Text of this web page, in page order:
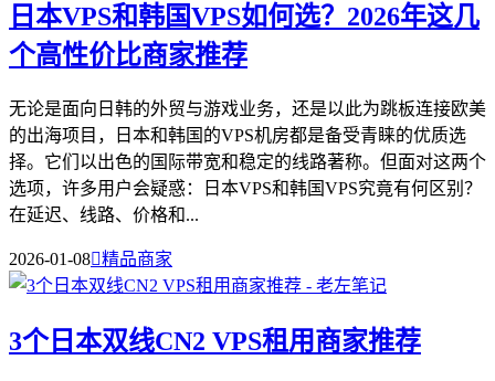
日本VPS和韩国VPS如何选？2026年这几
个高性价比商家推荐
无论是面向日韩的外贸与游戏业务，还是以此为跳板连接欧美
的出海项目，日本和韩国的VPS机房都是备受青睐的优质选
择。它们以出色的国际带宽和稳定的线路著称。但面对这两个
选项，许多用户会疑惑：日本VPS和韩国VPS究竟有何区别？
在延迟、线路、价格和...
2026-01-08精品商家
3个日本双线CN2 VPS租用商家推荐